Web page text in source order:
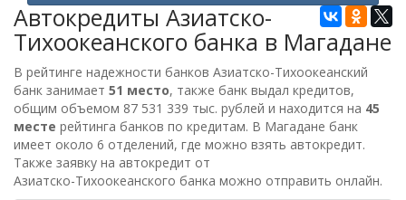
Автокредиты Азиатско-
Тихоокеанского банка в Магадане
В рейтинге надежности банков Азиатско-Тихоокеанский
банк занимает 51 место, также банк выдал кредитов,
общим объемом 87 531 339 тыс. рублей и находится на 45
месте рейтинга банков по кредитам. В Магадане банк
имеет около 6 отделений, где можно взять автокредит.
Также заявку на автокредит от
Азиатско-Тихоокеанского банка можно отправить онлайн.